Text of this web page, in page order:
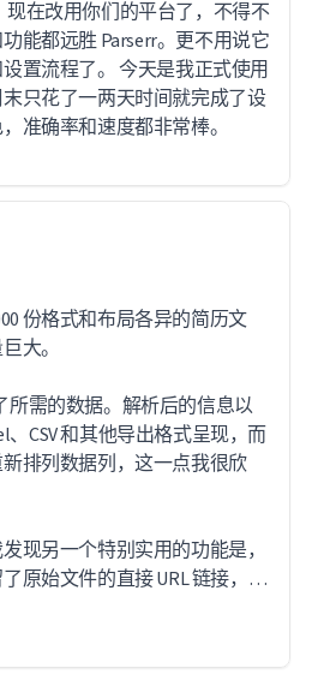
现在改用你们的平台了，不得不
能都远胜 Parserr。更不用说它
置流程了。 今天是我正式使用
只花了一两天时间就完成了设
准确率和速度都非常棒。
份格式和布局各异的简历文
大。
所需的数据。解析后的信息以
、CSV 和其他导出格式呈现，而
排列数据列，这一点我很欣
现另一个特别实用的功能是，
原始文件的直接 URL 链接，方
。
，我确实遇到了一些技术难